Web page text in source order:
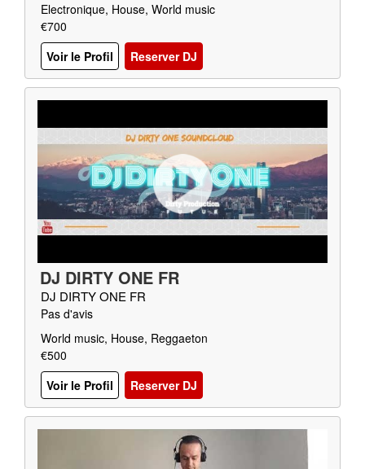
Electronique, House, World music
€700
Voir le Profil
Reserver DJ
DJ DIRTY ONE FR
DJ DIRTY ONE FR
Pas d'avis
World music, House, Reggaeton
€500
Voir le Profil
Reserver DJ